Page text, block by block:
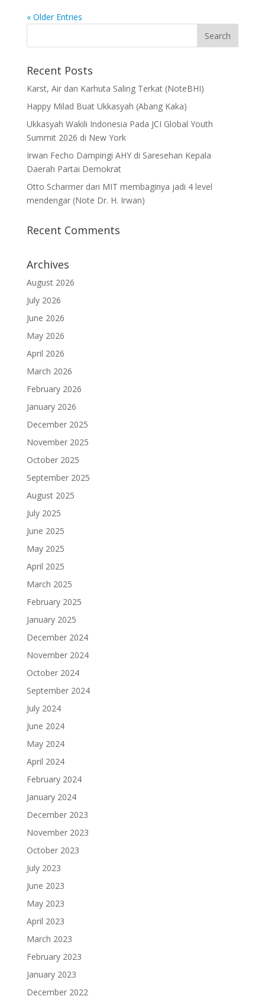
« Older Entries
Recent Posts
Karst, Air dan Karhuta Saling Terkat (NoteBHI)
Happy Milad Buat Ukkasyah (Abang Kaka)
Ukkasyah Wakili Indonesia Pada JCI Global Youth
Summit 2026 di New York
Irwan Fecho Dampingi AHY di Saresehan Kepala
Daerah Partai Demokrat
Otto Scharmer dari MIT membaginya jadi 4 level
mendengar (Note Dr. H. Irwan)
Recent Comments
Archives
August 2026
July 2026
June 2026
May 2026
April 2026
March 2026
February 2026
January 2026
December 2025
November 2025
October 2025
September 2025
August 2025
July 2025
June 2025
May 2025
April 2025
March 2025
February 2025
January 2025
December 2024
November 2024
October 2024
September 2024
July 2024
June 2024
May 2024
April 2024
February 2024
January 2024
December 2023
November 2023
October 2023
July 2023
June 2023
May 2023
April 2023
March 2023
February 2023
January 2023
December 2022